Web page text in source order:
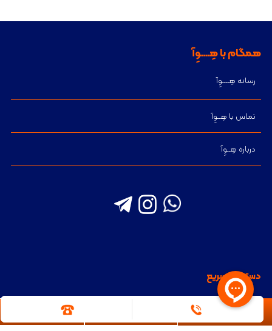
فیلتر
همگام با هِـــــوِآ
رسانه هِــــوِآ
تماس با هِــوِآ
درباره هِــوِآ
دسترسی سریع
سوالات متداول همکاری با هِــــوِآ